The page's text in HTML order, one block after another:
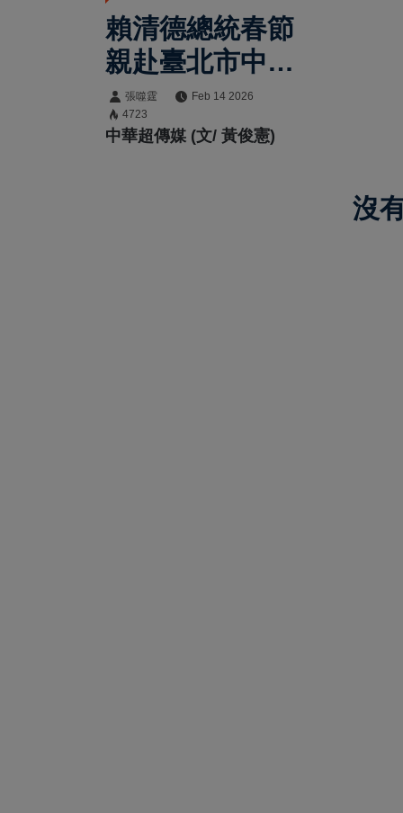
賴清德總統春節
親赴臺北市中正
分局慰勉警察同
仁 感謝全年無
張噬霆
Feb 14 2026
4723
中華超傳媒 (文/ 黃俊憲)
沒